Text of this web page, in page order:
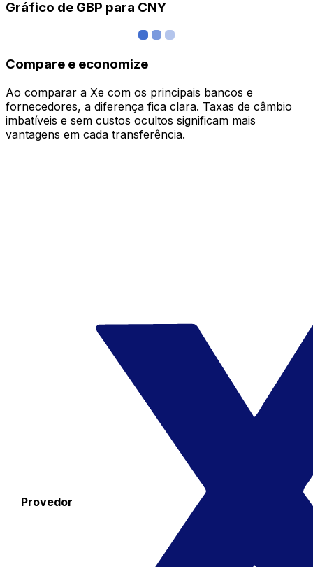
Gráfico de GBP para CNY
Compare e economize
Ao comparar a Xe com os principais bancos e
fornecedores, a diferença fica clara. Taxas de câmbio
imbatíveis e sem custos ocultos significam mais
vantagens em cada transferência.
Provedor